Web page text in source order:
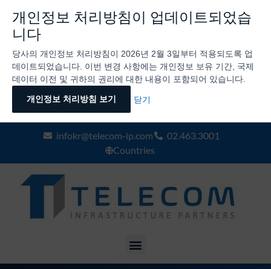
infokr@telecom-ip.com
02.463.3001
Countries
개인정보 처리방침이 업데이트되었습
니다
당사의 개인정보 처리방침이 2026년 2월 3일부터 적용되도록 업
데이트되었습니다. 이번 변경 사항에는 개인정보 보유 기간, 국제
데이터 이전 및 귀하의 권리에 대한 내용이 포함되어 있습니다.
개인정보 처리방침 보기 닫기